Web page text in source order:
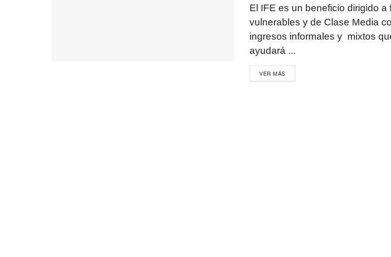
El IFE es un beneficio dirigido a
vulnerables y de Clase Media
ingresos informales y mixtos
ayudará ...
VER MÁS